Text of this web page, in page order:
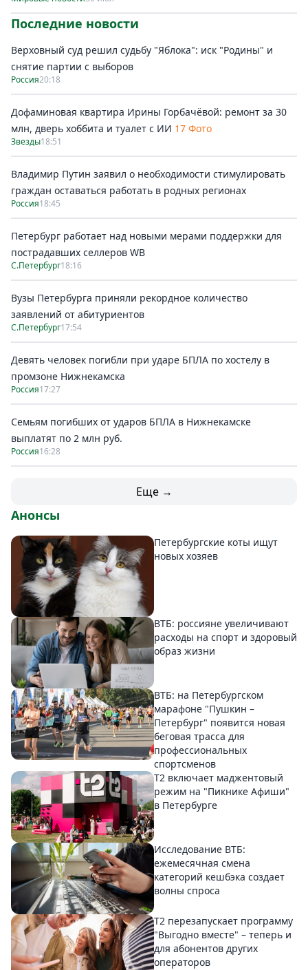
Последние новости
Верховный суд решил судьбу "Яблока": иск "Родины" и
снятие партии с выборов
Россия20:18
Дофаминовая квартира Ирины Горбачёвой: ремонт за 30
млн, дверь хоббита и туалет с ИИ 17 Фото
Звезды18:51
Владимир Путин заявил о необходимости стимулировать
граждан оставаться работать в родных регионах
Россия18:45
Петербург работает над новыми мерами поддержки для
пострадавших селлеров WB
С.Петербург18:16
Вузы Петербурга приняли рекордное количество
заявлений от абитуриентов
С.Петербург17:54
Девять человек погибли при ударе БПЛА по хостелу в
промзоне Нижнекамска
Россия17:27
Семьям погибших от ударов БПЛА в Нижнекамске
выплатят по 2 млн руб.
Россия16:28
Еще →
Анонсы
Петербургские коты ищут
новых хозяев
ВТБ: россияне увеличивают
расходы на спорт и здоровый
образ жизни
ВТБ: на Петербургском
марафоне "Пушкин –
Петербург" появится новая
беговая трасса для
профессиональных
спортсменов
Т2 включает маджентовый
режим на "Пикнике Афиши"
в Петербурге
Исследование ВТБ:
ежемесячная смена
категорий кешбэка создает
волны спроса
Т2 перезапускает программу
"Выгодно вместе" – теперь и
для абонентов других
операторов